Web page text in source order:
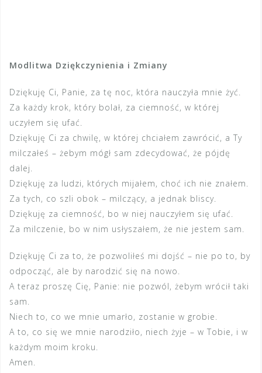
Modlitwa Dziękczynienia i Zmiany
Dziękuję Ci, Panie, za tę noc, która nauczyła mnie żyć.
Za każdy krok, który bolał, za ciemność, w której
uczyłem się ufać.
Dziękuję Ci za chwilę, w której chciałem zawrócić, a Ty
milczałeś – żebym mógł sam zdecydować, że pójdę
dalej.
Dziękuję za ludzi, których mijałem, choć ich nie znałem.
Za tych, co szli obok – milczący, a jednak bliscy.
Dziękuję za ciemność, bo w niej nauczyłem się ufać.
Za milczenie, bo w nim usłyszałem, że nie jestem sam.
Dziękuję Ci za to, że pozwoliłeś mi dojść – nie po to, by
odpocząć, ale by narodzić się na nowo.
A teraz proszę Cię, Panie: nie pozwól, żebym wrócił taki
sam.
Niech to, co we mnie umarło, zostanie w grobie.
A to, co się we mnie narodziło, niech żyje – w Tobie, i w
każdym moim kroku.
Amen.